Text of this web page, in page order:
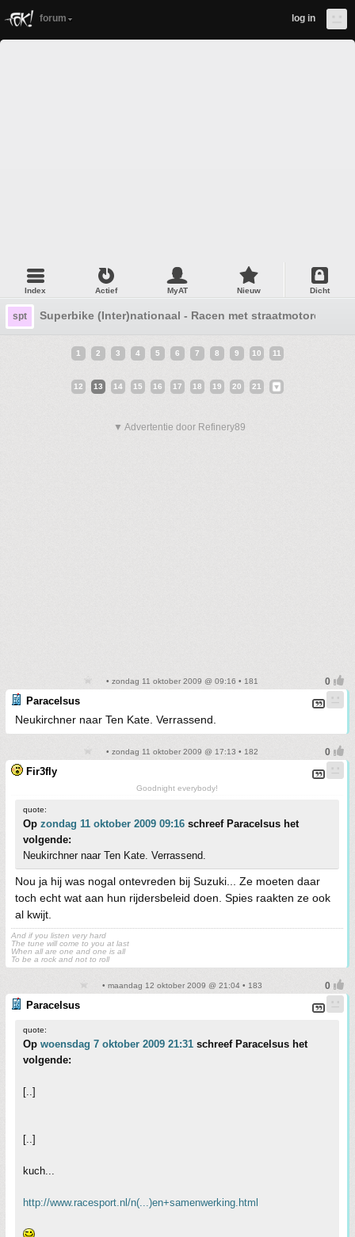
forum log in
Index Actief MyAT Nieuw Dicht
spt Superbike (Inter)nationaal - Racen met straatmotoren
1 2 3 4 5 6 7 8 9 10 11
12 13 14 15 16 17 18 19 20 21
▼ Advertentie door Refinery89
• zondag 11 oktober 2009 @ 09:16 • 181
Paracelsus
Neukirchner naar Ten Kate. Verrassend.
• zondag 11 oktober 2009 @ 17:13 • 182
Fir3fly
Goodnight everybody!
quote:
Op zondag 11 oktober 2009 09:16 schreef Paracelsus het
volgende:
Neukirchner naar Ten Kate. Verrassend.
Nou ja hij was nogal ontevreden bij Suzuki... Ze moeten daar
toch echt wat aan hun rijdersbeleid doen. Spies raakten ze ook
al kwijt.
And if you listen very hard
The tune will come to you at last
When all are one and one is all
To be a rock and not to roll
• maandag 12 oktober 2009 @ 21:04 • 183
Paracelsus
quote:
Op woensdag 7 oktober 2009 21:31 schreef Paracelsus het
volgende:
[..]
[..]
kuch...
http://www.racesport.nl/n(...)en+samenwerking.html